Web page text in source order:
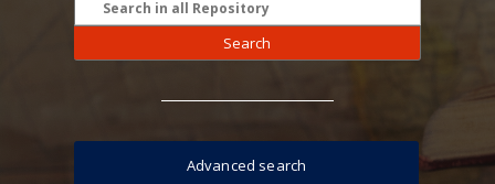
Search
Advanced search